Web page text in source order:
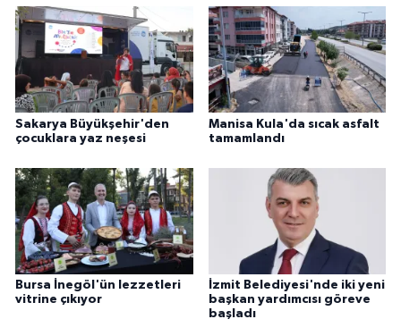
Sakarya Büyükşehir'den
çocuklara yaz neşesi
Manisa Kula'da sıcak asfalt
tamamlandı
Bursa İnegöl'ün lezzetleri
vitrine çıkıyor
İzmit Belediyesi'nde iki yeni
başkan yardımcısı göreve
başladı